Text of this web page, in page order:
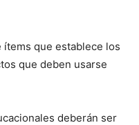
que establece los
que deben usarse
deberán ser